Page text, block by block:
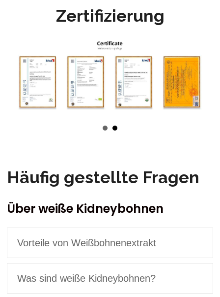
Zertifizierung
Häufig gestellte Fragen
Über weiße Kidneybohnen
Vorteile von Weißbohnenextrakt
Was sind weiße Kidneybohnen?